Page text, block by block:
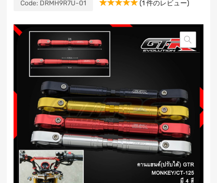
Code: DRMH9R7U-01
く5段階評
価のうち、
5.00
(1 件のレビュー)